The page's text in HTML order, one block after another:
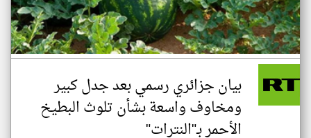
بيان جزائري رسمي بعد جدل كبير
ومخاوف واسعة بشأن تلوث البطيخ
الأحمر بـ"النترات"